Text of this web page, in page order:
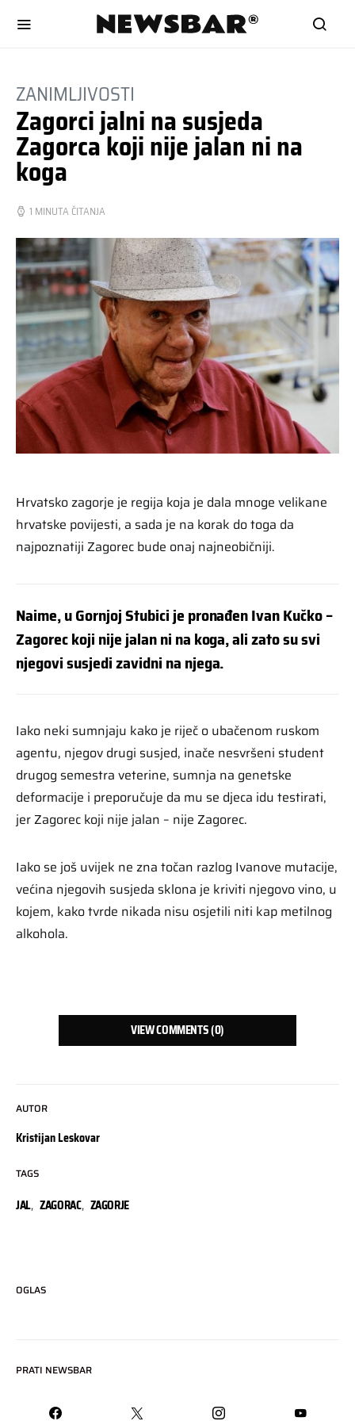
ZANIMLJIVOSTI
Zagorci jalni na susjeda
Zagorca koji nije jalan ni na
koga
1 MINUTA ČITANJA
AUTOR
Kristijan Leskovar
TAGS
JAL, ZAGORAC, ZAGORJE
Hrvatsko zagorje je regija koja je dala mnoge velikane
hrvatske povijesti, a sada je na korak do toga da
najpoznatiji Zagorec bude onaj najneobičniji.
Naime, u Gornjoj Stubici je pronađen Ivan Kučko –
Zagorec koji nije jalan ni na koga, ali zato su svi
njegovi susjedi zavidni na njega.
Iako neki sumnjaju kako je riječ o ubačenom ruskom
agentu, njegov drugi susjed, inače nesvršeni student
drugog semestra veterine, sumnja na genetske
deformacije i preporučuje da mu se djeca idu testirati,
jer Zagorec koji nije jalan – nije Zagorec.
Iako se još uvijek ne zna točan razlog Ivanove mutacije,
većina njegovih susjeda sklona je kriviti njegovo vino, u
kojem, kako tvrde nikada nisu osjetili niti kap metilnog
alkohola.
VIEW COMMENTS (0)
OGLAS
PRATI NEWSBAR